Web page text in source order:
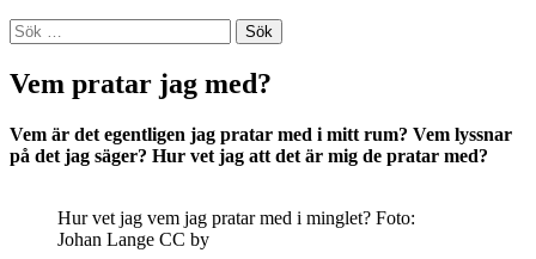
Sök
efter:
Vem pratar jag med?
Vem är det egentligen jag pratar med i mitt rum? Vem lyssnar
på det jag säger? Hur vet jag att det är mig de pratar med?
Hur vet jag vem jag pratar med i minglet? Foto:
Johan Lange CC by